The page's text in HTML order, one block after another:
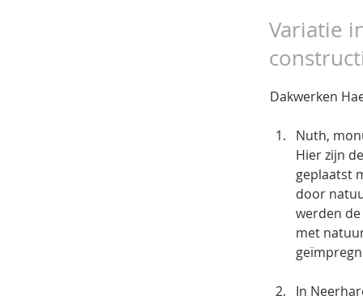
Variatie
Dakwerken
Nuth,
Hier zijn
geplaatst
door
werden
met
In